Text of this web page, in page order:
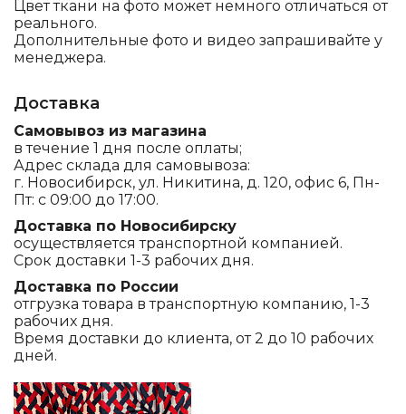
Цвет ткани на фото может немного отличаться от
реального.
Дополнительные фото и видео запрашивайте у
менеджера.
Доставка
Самовывоз из магазина
в течение 1 дня после оплаты;
Адрес склада для самовывоза:
г. Новосибирск, ул. Никитина, д. 120, офис 6, Пн-
Пт: с 09:00 до 17:00.
Доставка по Новосибирску
осуществляется транспортной компанией.
Срок доставки 1-3 рабочих дня.
Доставка по России
отгрузка товара в транспортную компанию, 1-3
рабочих дня.
Время доставки до клиента, от 2 до 10 рабочих
дней.